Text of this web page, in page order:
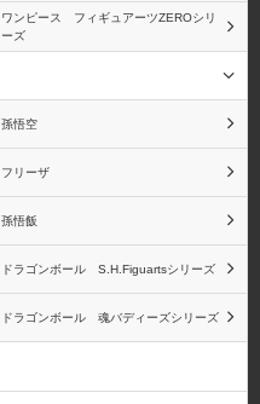
モンキー・D・ガープ
黄猿(ボルサリーノ)
バーソロミュー・くま
ワンピース フィギュアーツZEROシリ
ーズ
孫悟空
フリーザ
孫悟飯
ドラゴンボール S.H.Figuartsシリーズ
ドラゴンボール 魂バディーズシリーズ